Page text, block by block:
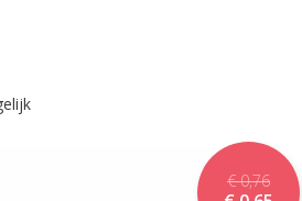
€ 0,76